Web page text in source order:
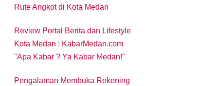
Rute Angkot di Kota Medan
Review Portal Berita dan Lifestyle
Kota Medan : KabarMedan.com
"Apa Kabar ? Ya Kabar Medan!"
Pengalaman Membuka Rekening